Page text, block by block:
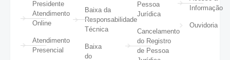
Presidente
Atendimento
Online
Atendimento
Presencial
Baixa da
Responsabilidade
Técnica
Baixa
do
Pessoa
Jurídica
Cancelamento
do Registro
de Pessoa
Informação
Ouvidoria